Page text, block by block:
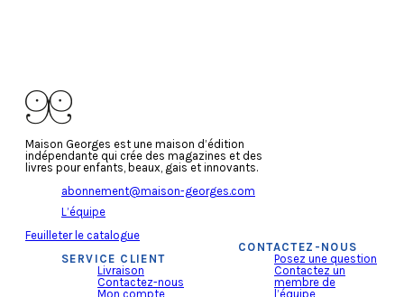
Maison Georges est une maison d’édition
indépendante qui crée des magazines et des
livres pour enfants, beaux, gais et innovants.
abonnement@maison-georges.com
L’équipe
Feuilleter le catalogue
SERVICE CLIENT
Livraison
Contactez-nous
Mon compte
CONTACTEZ-NOUS
Posez une question
Contactez un
membre de
l’équipe